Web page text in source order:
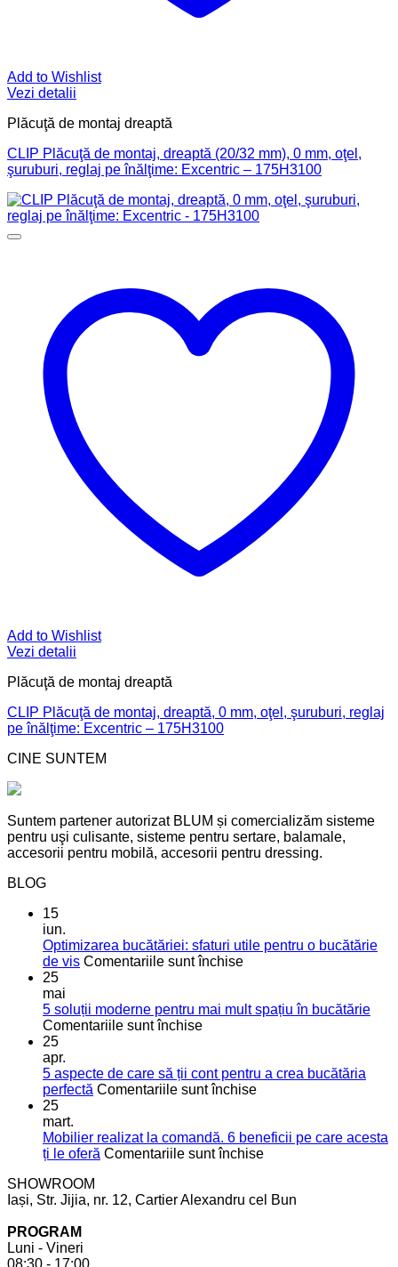
Add to Wishlist
Vezi detalii
Plăcuţă de montaj dreaptă
CLIP Plăcuţă de montaj, dreaptă (20/32 mm), 0 mm, oţel,
şuruburi, reglaj pe înălţime: Excentric – 175H3100
Add to Wishlist
Vezi detalii
Plăcuţă de montaj dreaptă
CLIP Plăcuţă de montaj, dreaptă, 0 mm, oţel, şuruburi, reglaj
pe înălţime: Excentric – 175H3100
CINE SUNTEM
Suntem partener autorizat BLUM și comercializăm sisteme
pentru uşi culisante, sisteme pentru sertare, balamale,
accesorii pentru mobilă, accesorii pentru dressing.
BLOG
15
iun.
Optimizarea bucătăriei: sfaturi utile pentru o bucătărie
de vis Comentariile sunt închisepentru
sfaturi
bucătărie
de
25
mai
5 soluții moderne pentru mai mult spațiu în bucătărie
Comentariile sunt închisepentru
moderne
pentru
spațiu
în
25
apr.
5 aspecte de care să ții cont pentru a crea bucătăria
perfectă Comentariile sunt închisepentru
de
care
cont
25
mart.
Mobilier realizat la comandă. 6 beneficii pe care acesta
ți le oferă Comentariile sunt închisepentru
la
SHOWROOM
Iași, Str. Jijia, nr. 12, Cartier Alexandru cel Bun
PROGRAM
Luni - Vineri
08:30 - 17:00